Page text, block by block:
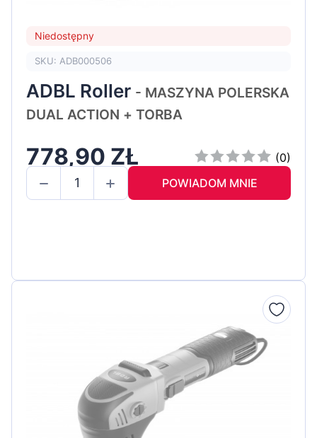
Niedostępny
SKU: ADB000506
ADBL Roller - MASZYNA POLERSKA
DUAL ACTION + TORBA
778,90 ZŁ
(0)
POWIADOM MNIE